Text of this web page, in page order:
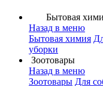
Бытовая
Назад в меню
Бытовая химия
уборки
Зоотовары
Назад в меню
Зоотовары Для